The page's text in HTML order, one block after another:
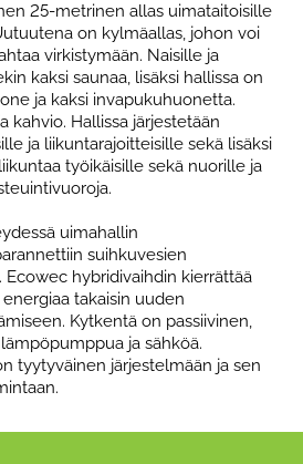
25-metrinen allas uimataitoisille
on kylmäallas, johon voi
virkistymään. Naisille ja
kaksi saunaa, lisäksi hallissa on
ja kaksi invapukuhuonetta.
kahvio. Hallissa järjestetään
ja liikuntarajoitteisille sekä lisäksi
työikäisille sekä nuorille ja
uimahallin
suihkuvesien
hybridivaihdin kierrättää
takaisin uuden
Kytkentä on passiivinen,
ja sähköä.
tyytyväinen järjestelmään ja sen